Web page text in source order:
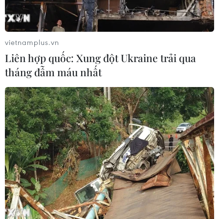
Thời tiết ngày 6/8: Bão số 3 đã di
chuyển ra ngoài Biển Đông
05/08/2026 23:15
Chủ động ứng phó với biến đổi khí
hậu trong thời kỳ mới
05/08/2026 14:57
Gần 40 điểm bị sạt lở đất do mưa lớn
tại Lào Cai
05/08/2026 14:56
vietnamplus.vn
Liên hợp quốc: Xung đột Ukraine trải qua
tháng đẫm máu nhất